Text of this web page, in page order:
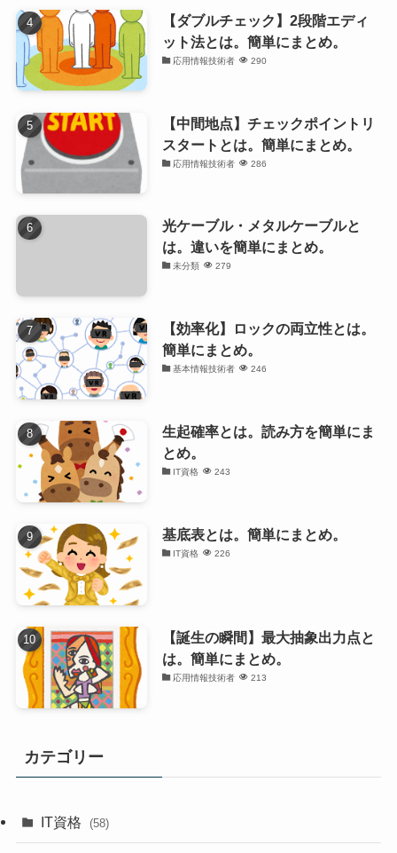
【ダブルチェック】2段階エディ
ット法とは。簡単にまとめ。
応用情報技術者 290
【中間地点】チェックポイントリ
スタートとは。簡単にまとめ。
応用情報技術者 286
光ケーブル・メタルケーブルと
は。違いを簡単にまとめ。
未分類 279
【効率化】ロックの両立性とは。
簡単にまとめ。
基本情報技術者 246
生起確率とは。読み方を簡単にま
とめ。
IT資格 243
基底表とは。簡単にまとめ。
IT資格 226
【誕生の瞬間】最大抽象出力点と
は。簡単にまとめ。
応用情報技術者 213
カテゴリー
IT資格 (58)